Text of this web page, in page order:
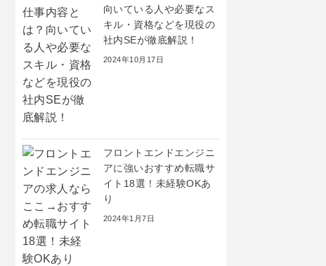
向いている人や必要なス
キル・資格などを現役の
社内SEが徹底解説！
2024年10月17日
フロントエンドエンジニ
アに強いおすすめ転職サ
イト18選！未経験OKあ
り
2024年1月7日